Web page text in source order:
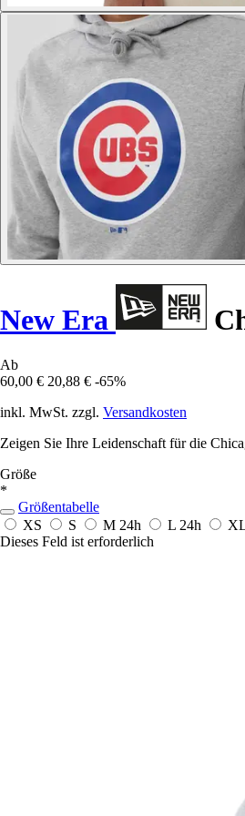
New Era
Ab
60,00 € 20,88 € -65%
inkl. MwSt. zzgl. Versandkosten
Zeigen Sie Ihre Leidenschaft für die
Größe
*
Größentabelle
XS
S M 24h L 24h
Dieses Feld ist erforderlich